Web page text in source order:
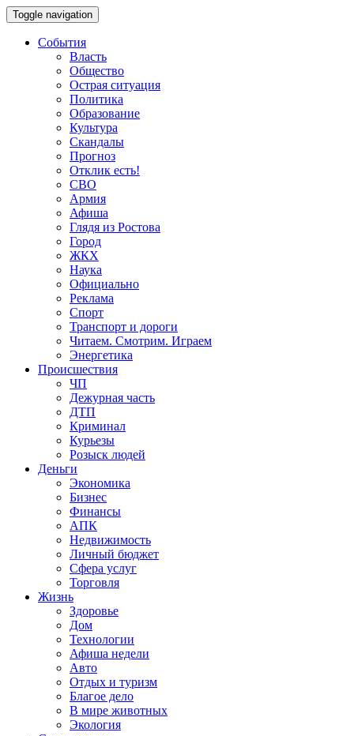
Toggle navigation
События
Власть
Общество
Острая ситуация
Политика
Образование
Культура
Скандалы
Прогноз
Отклик есть!
СВО
Армия
Афиша
Глядя из Ростова
Город
ЖКХ
Наука
Официально
Реклама
Спорт
Транспорт и дороги
Читаем. Смотрим. Играем
Энергетика
Происшествия
ЧП
Дежурная часть
ДТП
Криминал
Курьезы
Розыск людей
Деньги
Экономика
Бизнес
Финансы
АПК
Недвижимость
Личный бюджет
Сфера услуг
Торговля
Жизнь
Здоровье
Дом
Технологии
Афиша недели
Авто
Отдых и туризм
Благое дело
В мире животных
Экология